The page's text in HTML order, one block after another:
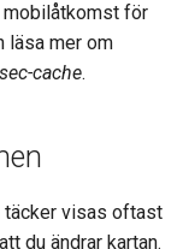
mobilåtkomst för
läsa mer om
sec-cache.
täcker visas oftast
du ändrar kartan.